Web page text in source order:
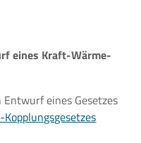
eines Kraft-Wärme-
eines Gesetzes